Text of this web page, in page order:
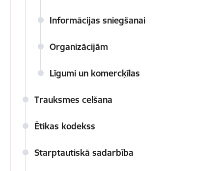
Informācijas sniegšanai
Organizācijām
Līgumi un komercķīlas
Trauksmes celšana
Ētikas kodekss
Starptautiskā sadarbība